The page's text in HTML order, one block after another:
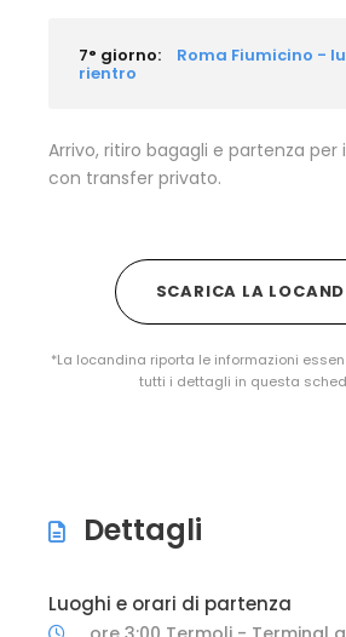
7° giorno: Roma Fiumicino -
rientro
Arrivo, ritiro bagagli e partenza per
con transfer privato.
SCARICA LA
*La locandina riporta le informazioni
tutti i dettagli in questa
Dettagli
Luoghi e orari di partenza